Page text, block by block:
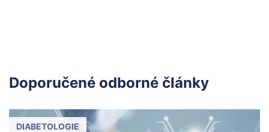
Doporučené odborné články
DIABETOLOGIE